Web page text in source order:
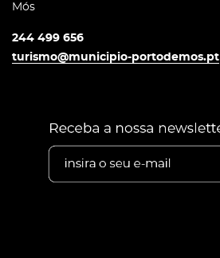
Mós
244 499 656
turismo@municipio-portodemos.pt